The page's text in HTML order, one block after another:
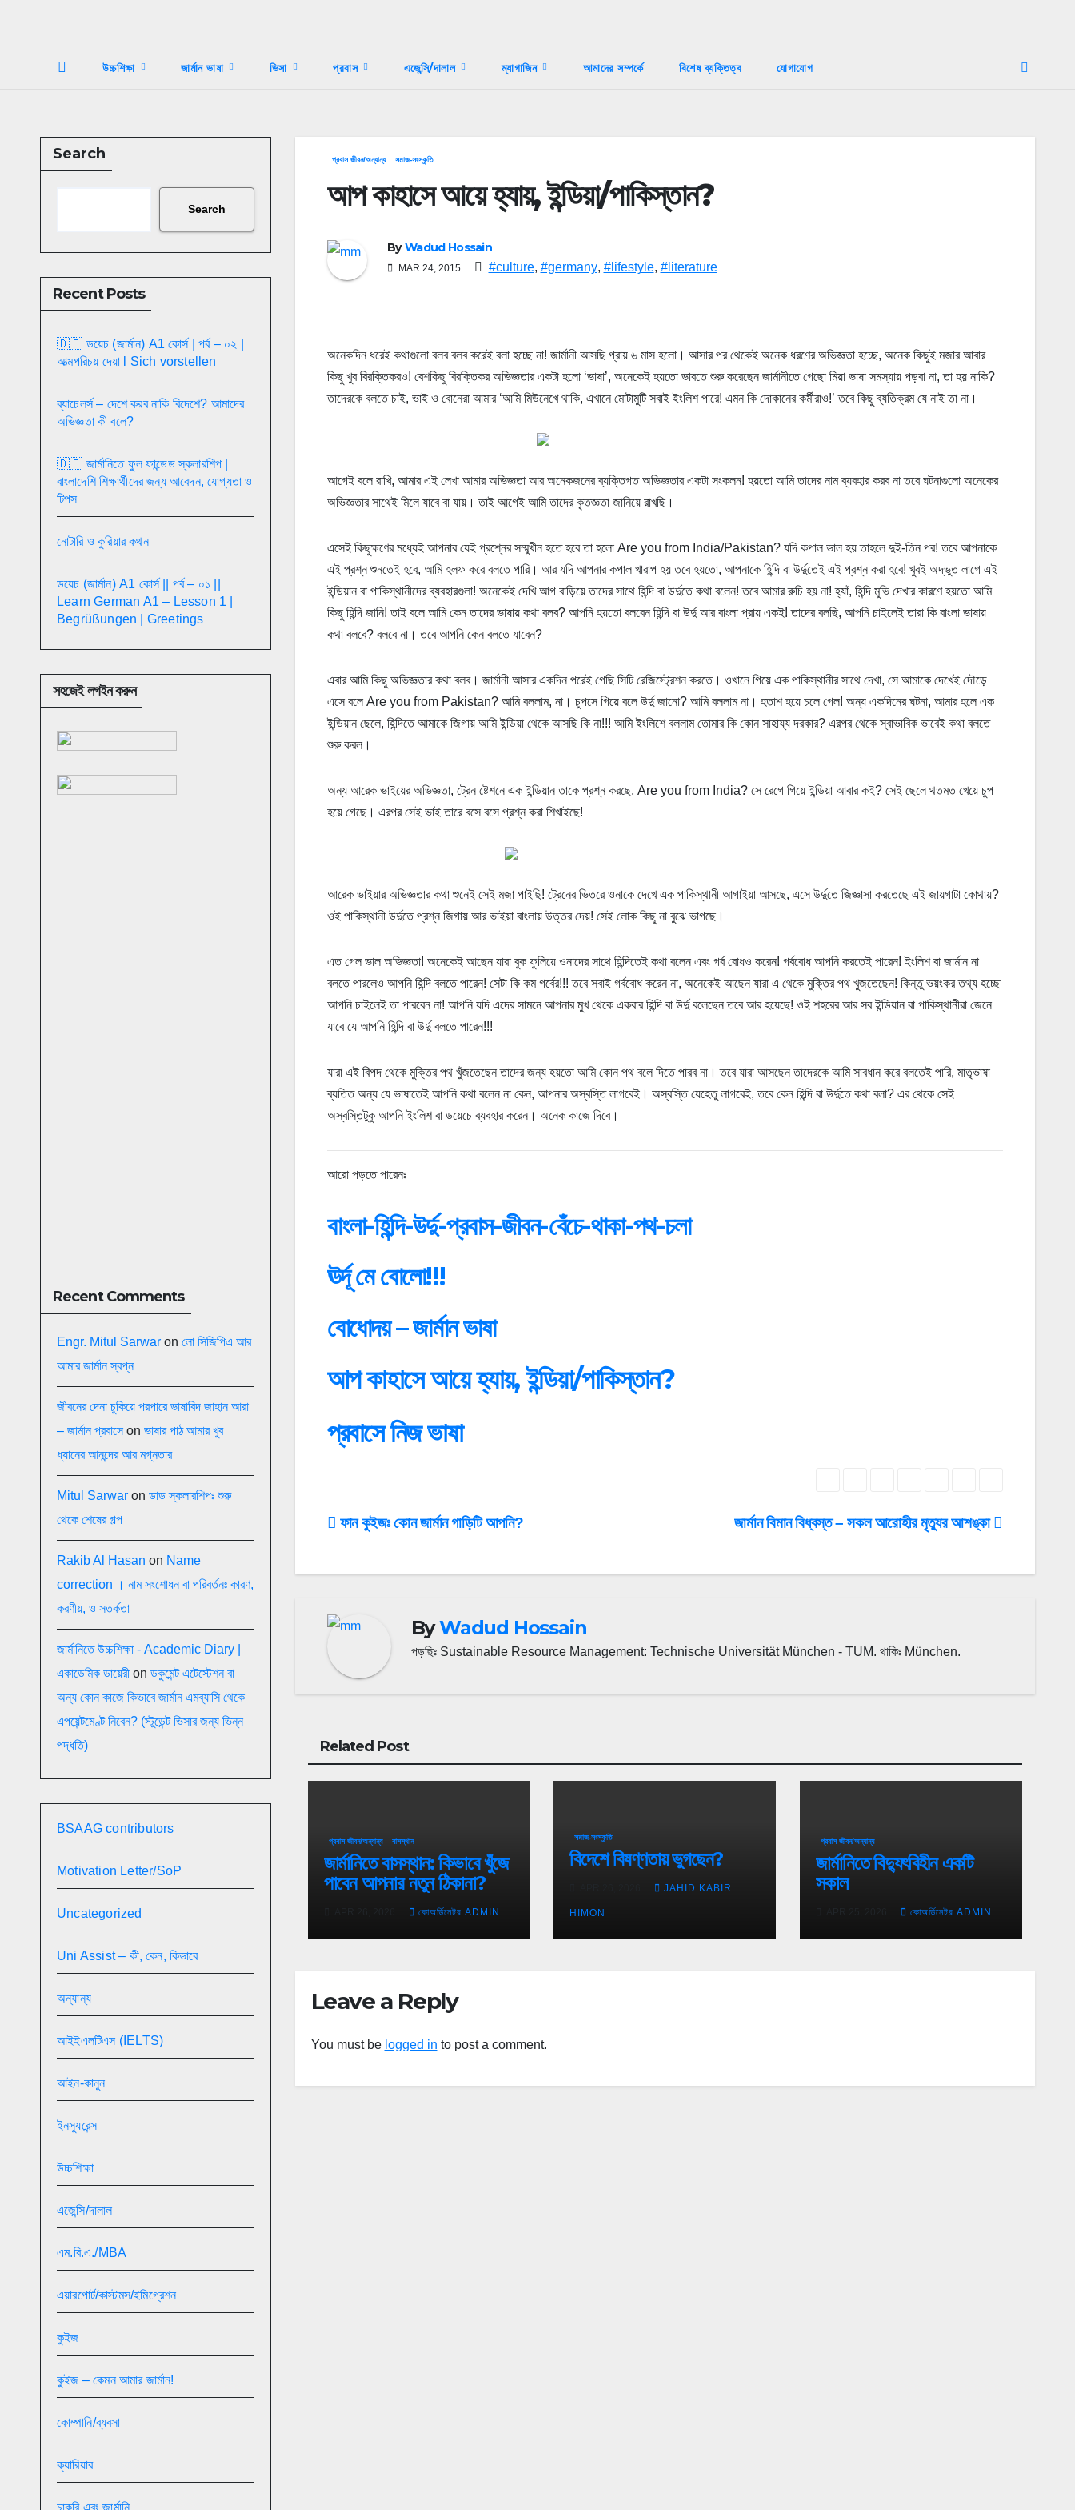
উচ্চশিক্ষা জার্মান ভাষা ভিসা প্রবাস এজেন্সি/দালাল ম্যাগাজিন আমাদের সম্পর্কে বিশেষ ব্যক্তিত্ব যোগাযোগ
Search
Search
Recent Posts
🇩🇪 ডয়েচ (জার্মান) A1 কোর্স | পর্ব – ০২ |
আত্মপরিচয় দেয়া l Sich vorstellen
ব্যাচেলর্স – দেশে করব নাকি বিদেশে? আমাদের
অভিজ্ঞতা কী বলে?
🇩🇪 জার্মানিতে ফুল ফান্ডেড স্কলারশিপ |
বাংলাদেশি শিক্ষার্থীদের জন্য আবেদন, যোগ্যতা ও
টিপস
নোটারি ও কুরিয়ার কথন
ডয়েচ (জার্মান) A1 কোর্স || পর্ব – ০১ ||
Learn German A1 – Lesson 1 |
Begrüßungen | Greetings
সহজেই লগইন করুন
Recent Comments
Engr. Mitul Sarwar on লো সিজিপিএ আর
আমার জার্মান স্বপ্ন
জীবনের দেনা চুকিয়ে পরপারে ভাষাবিদ জাহান আরা
– জার্মান প্রবাসেon ভাষার পাঠ আমার খুব
ধ্যানের আনন্দের আর মগ্নতার
Mitul Sarwar on ডাড স্কলারশিপঃ শুরু
থেকে শেষের গল্প
Rakib Al Hasan on Name
correction । নাম সংশোধন বা পরিবর্তনঃ কারণ,
করণীয়, ও সতর্কতা
জার্মানিতে উচ্চশিক্ষা - Academic Diary |
একাডেমিক ডায়েরী on ডকুমেন্ট এটেস্টেশন বা
অন্য কোন কাজে কিভাবে জার্মান এমব্যাসি থেকে
এপয়েন্টমেণ্ট নিবেন? (স্টুডেন্ট ভিসার জন্য ভিন্ন
পদ্ধতি)
BSAAG contributors
Motivation Letter/SoP
Uncategorized
Uni Assist – কী, কেন, কিভাবে
অন্যান্য
আইইএলটিএস (IELTS)
আইন-কানুন
ইনস্যুরেন্স
উচ্চশিক্ষা
এজেন্সি/দালাল
এম.বি.এ./MBA
এয়ারপোর্ট/কাস্টমস/ইমিগ্রেশন
কুইজ
কুইজ – কেমন আমার জার্মান!
কোম্পানি/ব্যবসা
ক্যারিয়ার
চাকরি এবং জার্মানি
প্রবাস জীবন/অন্যান্য সমাজ-সংস্কৃতি
আপ কাহাসে আয়ে হ্যায়, ইন্ডিয়া/পাকিস্তান?
By Wadud Hossain
MAR 24, 2015 #culture, #germany, #lifestyle, #literature
অনেকদিন ধরেই কথাগুলো বলব বলব করেই বলা হচ্ছে না! জার্মানী আসছি প্রায় ৬ মাস হলো। আসার পর থেকেই অনেক ধরণের অভিজ্ঞতা হচ্ছে, অনেক কিছুই মজার আবার
কিছু খুব বিরক্তিকরও! বেশকিছু বিরক্তিকর অভিজ্ঞতার একটা হলো ‘ভাষা’, অনেকেই হয়তো ভাবতে শুরু করেছেন জার্মানীতে গেছো মিয়া ভাষা সমস্যায় পড়বা না, তা হয় নাকি?
তাদেরকে বলতে চাই, ভাই ও বোনেরা আমার ‘আমি মিউনেখে থাকি, এখানে মোটামুটি সবাই ইংলিশ পারে! এমন কি দোকানের কর্মীরাও!’ তবে কিছু ব্যতিক্রম যে নাই তা না।
আগেই বলে রাখি, আমার এই লেখা আমার অভিজ্ঞতা আর অনেকজনের ব্যক্তিগত অভিজ্ঞতার একটা সংকলন! হয়তো আমি তাদের নাম ব্যবহার করব না তবে ঘটনাগুলো অনেকের
অভিজ্ঞতার সাথেই মিলে যাবে বা যায়। তাই আগেই আমি তাদের কৃতজ্ঞতা জানিয়ে রাখছি।
এসেই কিছুক্ষণের মধ্যেই আপনার যেই প্রশ্নের সম্মুখীন হতে হবে তা হলো Are you from India/Pakistan? যদি কপাল ভাল হয় তাহলে দুই-তিন পর! তবে আপনাকে
এই প্রশ্ন শুনতেই হবে, আমি হলফ করে বলতে পারি। আর যদি আপনার কপাল খারাপ হয় তবে হয়তো, আপনাকে হিন্দি বা উর্দুতেই এই প্রশ্ন করা হবে! খুবই অদ্ভুত লাগে এই
ইন্ডিয়ান বা পাকিস্থানীদের ব্যবহারগুলা! অনেকেই দেখি আগ বাড়িয়ে তাদের সাথে হিন্দি বা উর্দুতে কথা বলেন! তবে আমার রুচি হয় না! হ্যাঁ, হিন্দি মুভি দেখার কারণে হয়তো আমি
কিছু হিন্দি জানি! তাই বলে আমি কেন তাদের ভাষায় কথা বলব? আপনি হয়তো বলবেন হিন্দি বা উর্দু আর বাংলা প্রায় একই! তাদের বলছি, আপনি চাইলেই তারা কি বাংলা ভাষায়
কথা বলবে? বলবে না। তবে আপনি কেন বলতে যাবেন?
এবার আমি কিছু অভিজ্ঞতার কথা বলব। জার্মানী আসার একদিন পরেই গেছি সিটি রেজিস্ট্রেশন করতে। ওখানে গিয়ে এক পাকিস্থানীর সাথে দেখা, সে আমাকে দেখেই দৌড়ে
এসে বলে Are you from Pakistan? আমি বললাম, না। চুপসে গিয়ে বলে উর্দু জানো? আমি বললাম না। হতাশ হয়ে চলে গেল! অন্য একদিনের ঘটনা, আমার হলে এক
ইন্ডিয়ান ছেলে, হিন্দিতে আমাকে জিগায় আমি ইন্ডিয়া থেকে আসছি কি না!!! আমি ইংলিশে বললাম তোমার কি কোন সাহায্য দরকার? এরপর থেকে স্বাভাবিক ভাবেই কথা বলতে
শুরু করল।
অন্য আরেক ভাইয়ের অভিজ্ঞতা, ট্রেন ষ্টেশনে এক ইন্ডিয়ান তাকে প্রশ্ন করছে, Are you from India? সে রেগে গিয়ে ইন্ডিয়া আবার কই? সেই ছেলে থতমত খেয়ে চুপ
হয়ে গেছে। এরপর সেই ভাই তারে বসে বসে প্রশ্ন করা শিখাইছে!
আরেক ভাইয়ার অভিজ্ঞতার কথা শুনেই সেই মজা পাইছি! ট্রেনের ভিতরে ওনাকে দেখে এক পাকিস্থানী আগাইয়া আসছে, এসে উর্দুতে জিজ্ঞাসা করতেছে এই জায়গাটা কোথায়?
ওই পাকিস্থানী উর্দুতে প্রশ্ন জিগায় আর ভাইয়া বাংলায় উত্তর দেয়! সেই লোক কিছু না বুঝে ভাগছে।
এত গেল ভাল অভিজ্ঞতা! অনেকেই আছেন যারা বুক ফুলিয়ে ওনাদের সাথে হিন্দিতেই কথা বলেন এবং গর্ব বোধও করেন! গর্ববোধ আপনি করতেই পারেন! ইংলিশ বা জার্মান না
বলতে পারলেও আপনি হিন্দি বলতে পারেন! সেটা কি কম গর্বের!!! তবে সবাই গর্ববোধ করেন না, অনেকেই আছেন যারা এ থেকে মুক্তির পথ খুজতেছেন! কিন্তু ভয়ংকর তথ্য হচ্ছে
আপনি চাইলেই তা পারবেন না! আপনি যদি এদের সামনে আপনার মুখ থেকে একবার হিন্দি বা উর্দু বলেছেন তবে আর হয়েছে! ওই শহরের আর সব ইন্ডিয়ান বা পাকিস্থানীরা জেনে
যাবে যে আপনি হিন্দি বা উর্দু বলতে পারেন!!!
যারা এই বিপদ থেকে মুক্তির পথ খুঁজতেছেন তাদের জন্য হয়তো আমি কোন পথ বলে দিতে পারব না। তবে যারা আসছেন তাদেরকে আমি সাবধান করে বলতেই পারি, মাতৃভাষা
ব্যতিত অন্য যে ভাষাতেই আপনি কথা বলেন না কেন, আপনার অস্বস্তি লাগবেই। অস্বস্তি যেহেতু লাগবেই, তবে কেন হিন্দি বা উর্দুতে কথা বলা? এর থেকে সেই
অস্বস্তিটুকু আপনি ইংলিশ বা ডয়েচে ব্যবহার করেন। অনেক কাজে দিবে।
আরো পড়তে পারেনঃ
বাংলা-হিন্দি-উর্দু-প্রবাস-জীবন-বেঁচে-থাকা-পথ-চলা
ঊর্দূ মে বোলো!!!
বোধোদয় – জার্মান ভাষা
আপ কাহাসে আয়ে হ্যায়, ইন্ডিয়া/পাকিস্তান?
প্রবাসে নিজ ভাষা
Post
জার্মান বিমান বিধ্বস্ত – সকল আরোহীর মৃত্যুর আশঙ্কা
ফান কুইজঃ কোন জার্মান গাড়িটি আপনি?
ByWadud Hossain
পড়ছিঃ Sustainable Resource Management: Technische Universität München - TUM. থাকিঃ München.
Related Post
প্রবাস জীবন/অন্যান্য বাসস্থান
জার্মানিতে বাসস্থান: কিভাবে খুঁজে
পাবেন আপনার নতুন ঠিকানা?
কোঅর্ডিনেটর ADMIN
সমাজ-সংস্কৃতি
বিদেশে বিষণ্ণতায় ভুগছেন?
JAHID KABIR
HIMON
প্রবাস জীবন/অন্যান্য
জার্মানিতে বিদ্যুৎবিহীন একটি
সকাল
কোঅর্ডিনেটর ADMIN
Leave a Reply
You must be logged in to post a comment.